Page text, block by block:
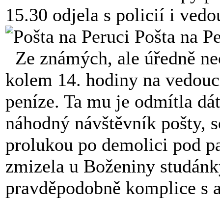
15.30 odjela s policií i
Pošta na
Ze známých, ale úředně
kolem 14. hodiny na
peníze. Ta mu je odmítla
náhodný návštěvník pošty,
prolukou po demolici pod
zmizela u Boženiny
pravděpodobně komplice s